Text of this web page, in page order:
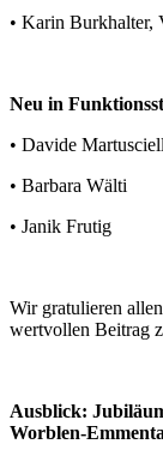
Ihrer Nutzung
• Karin Burkhalter,
Neu in
• Davide
• Barbara Wälti
• Janik Frutig
Wir gratulieren
wertvollen Beitrag
Ausblick:
Worblen-